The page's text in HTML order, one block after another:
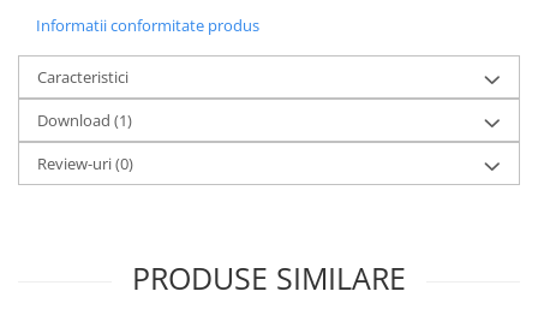
Pachete acumulatori VRLA
Sisteme de management (BMS)
Redresoare, incarcatoare si testere
Redresoare auto, moto, barci si
stationare
Surse UPS
UPS Calculatoare si Servere
Informatii conformitate produs
Caracteristici
Download (1)
Review-uri(0)
PRODUSE SIMILARE